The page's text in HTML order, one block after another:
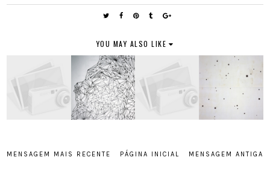
YOU MAY ALSO LIKE
MENSAGEM MAIS RECENTE MENSAGEM ANTIGA
PÁGINA INICIAL